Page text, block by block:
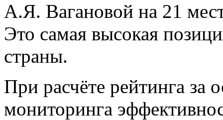
А.Я. Вагановой на 21
Это самая высокая
страны.
При расчёте рейтинга за
мониторинга